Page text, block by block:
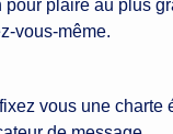
plaire au plus
vous-même.
vous une